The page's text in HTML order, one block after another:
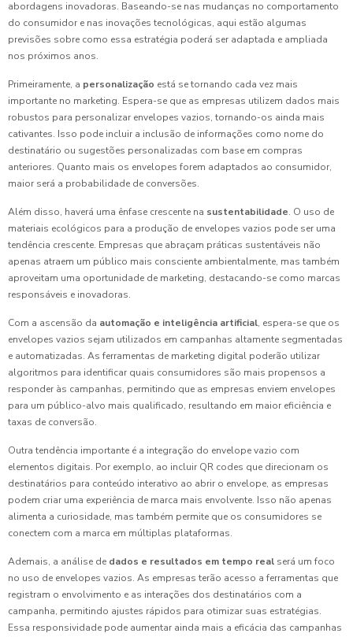
abordagens inovadoras. Baseando-se nas mudanças no comportamento
do consumidor e nas inovações tecnológicas, aqui estão algumas
previsões sobre como essa estratégia poderá ser adaptada e ampliada
nos próximos anos.
Primeiramente, a personalização está se tornando cada vez mais
importante no marketing. Espera-se que as empresas utilizem dados mais
robustos para personalizar envelopes vazios, tornando-os ainda mais
cativantes. Isso pode incluir a inclusão de informações como nome do
destinatário ou sugestões personalizadas com base em compras
anteriores. Quanto mais os envelopes forem adaptados ao consumidor,
maior será a probabilidade de conversões.
Além disso, haverá uma ênfase crescente na sustentabilidade. O uso de
materiais ecológicos para a produção de envelopes vazios pode ser uma
tendência crescente. Empresas que abraçam práticas sustentáveis não
apenas atraem um público mais consciente ambientalmente, mas também
aproveitam uma oportunidade de marketing, destacando-se como marcas
responsáveis e inovadoras.
Com a ascensão da automação e inteligência artificial, espera-se que os
envelopes vazios sejam utilizados em campanhas altamente segmentadas
e automatizadas. As ferramentas de marketing digital poderão utilizar
algoritmos para identificar quais consumidores são mais propensos a
responder às campanhas, permitindo que as empresas enviem envelopes
para um público-alvo mais qualificado, resultando em maior eficiência e
taxas de conversão.
Outra tendência importante é a integração do envelope vazio com
elementos digitais. Por exemplo, ao incluir QR codes que direcionam os
destinatários para conteúdo interativo ao abrir o envelope, as empresas
podem criar uma experiência de marca mais envolvente. Isso não apenas
alimenta a curiosidade, mas também permite que os consumidores se
conectem com a marca em múltiplas plataformas.
Ademais, a análise de dados e resultados em tempo real será um foco
no uso de envelopes vazios. As empresas terão acesso a ferramentas que
registram o envolvimento e as interações dos destinatários com a
campanha, permitindo ajustes rápidos para otimizar suas estratégias.
Essa responsividade pode aumentar ainda mais a eficácia das campanhas